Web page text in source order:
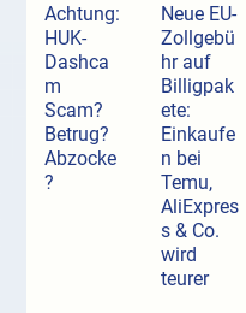
Achtung:
HUK-
Dashca
m
Scam?
Betrug?
Abzocke
?
Neue EU-
Zollgebü
hr auf
Billigpak
ete:
Einkaufe
n bei
Temu,
AliExpres
s & Co.
wird
teurer